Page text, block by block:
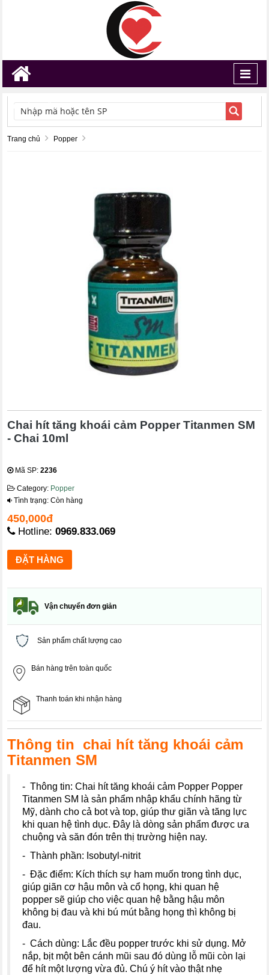
TÌM KIẾM
Trang chủ Popper
Chai hít tăng khoái cảm Popper Titanmen SM
- Chai 10ml
Mã SP:2236
Category: Popper
Tình trạng: Còn hàng
450,000đ
Hotline:0969.833.069
Vận chuyển đơn giản
Sản phẩm chất lượng cao
Bán hàng trên toàn quốc
Thanh toán khi nhận hàng
Thông tin chai hít tăng khoái cảm
Titanmen SM
- Thông tin: Chai hít tăng khoái cảm Popper Popper
Titanmen SM là sản phẩm nhập khẩu chính hãng từ
Mỹ, dành cho cả bot và top, giúp thư giãn và tăng lực
khi quan hệ tình dục. Đây là dòng sản phẩm được ưa
chuộng và săn đón trên thị trường hiện nay.
- Thành phần: Isobutyl-nitrit
- Đặc điểm: Kích thích sự ham muốn trong tình dục,
giúp giãn cơ hậu môn và cổ họng, khi quan hệ
popper sẽ giúp cho việc quan hệ bằng hậu môn
không bị đau và khi bú mút bằng họng thì không bị
đau.
- Cách dùng: Lắc đều popper trước khi sử dụng. Mở
nắp, bịt một bên cánh mũi sau đó dùng lỗ mũi còn lại
để hít một lượng vừa đủ. Chú ý hít vào thật nhẹ